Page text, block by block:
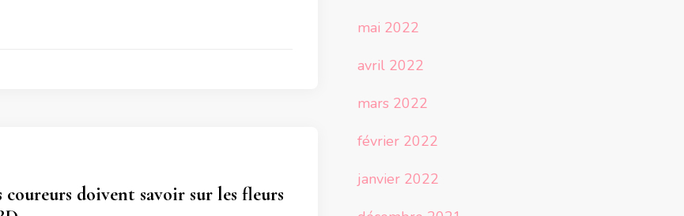
coureurs doivent savoir sur les fleurs
mai 2022
avril 2022
mars 2022
février 2022
janvier 2022